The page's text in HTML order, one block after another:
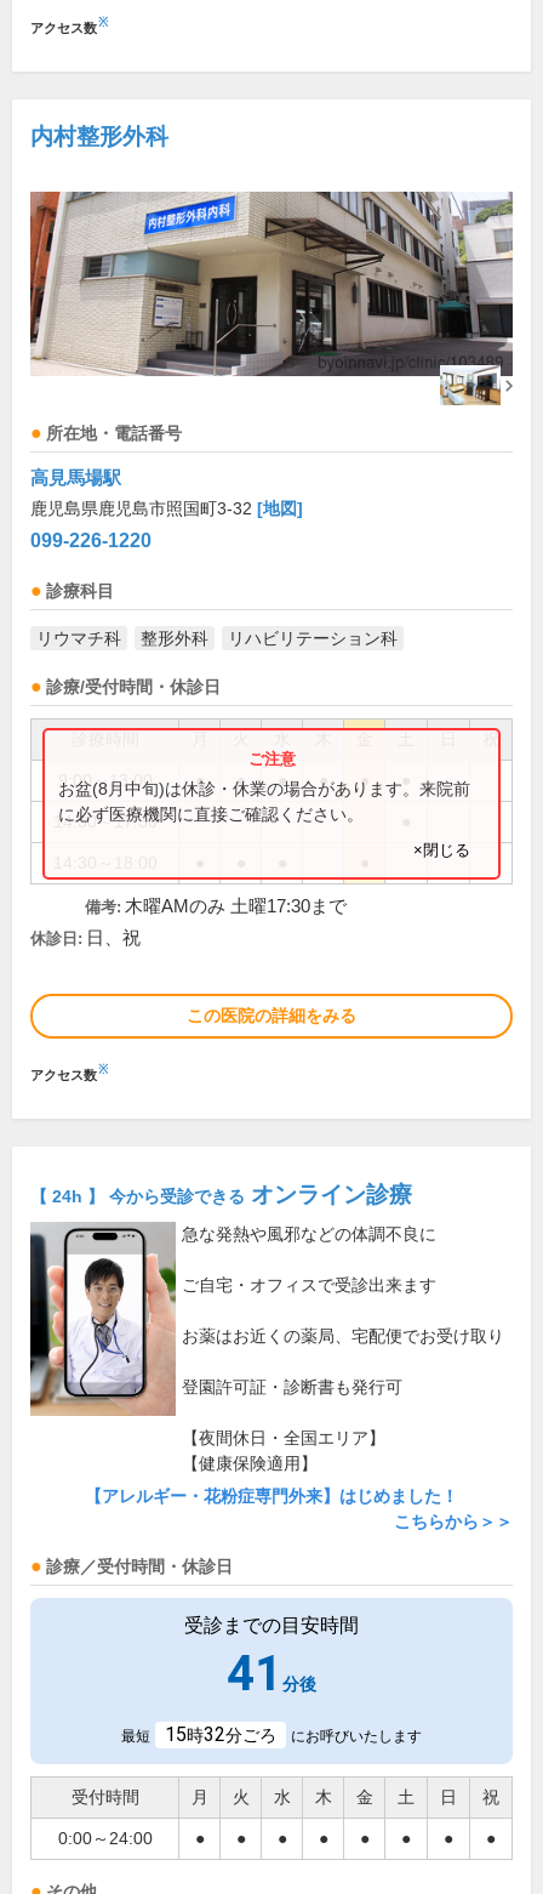
アクセス数※
内村整形外科
所在地・電話番号
高見馬場駅
鹿児島県鹿児島市照国町3-32 [地図]
099-226-1220
診療科目
リウマチ科 整形外科 リハビリテーション科
診療/受付時間・休診日
祝
9:00～13:00 ● ● ● ● ●
14:30～17:30
お盆(8月中旬)は休診・休業の場合があります。来院前
に必ず医療機関に直接ご確認ください。
×閉じる
備考: 木曜AMのみ 土曜17:30まで
休診日: 日、祝
この医院の詳細をみる
アクセス数※
【 24h 】 今から受診できる オンライン診療
急な発熱や風邪などの体調不良に
ご自宅・オフィスで受診出来ます
お薬はお近くの薬局、宅配便でお受け取り
登園許可証・診断書も発行可
【夜間休日・全国エリア】
【健康保険適用】
【アレルギー・花粉症専門外来】はじめました！
こちらから＞＞
診療／受付時間・休診日
受診までの目安時間
41 分後
最短 15時32分ごろ にお呼びいたします
受付時間 月 火 水 木 金 土 日 祝
0:00～24:00 ● ● ● ● ● ● ● ●